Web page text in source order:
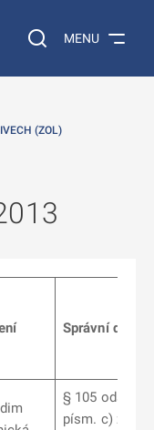
Vyhledávání na
MENU
(ZOL)
Správní delikt
§ 105 odst. 5
písm. c)